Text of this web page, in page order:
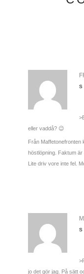
eller vaddå? 😉
Från Maffetonefronten
höstlöpning. Faktum är
Lite driv vore inte fel.
jo det gör jag. På sätt